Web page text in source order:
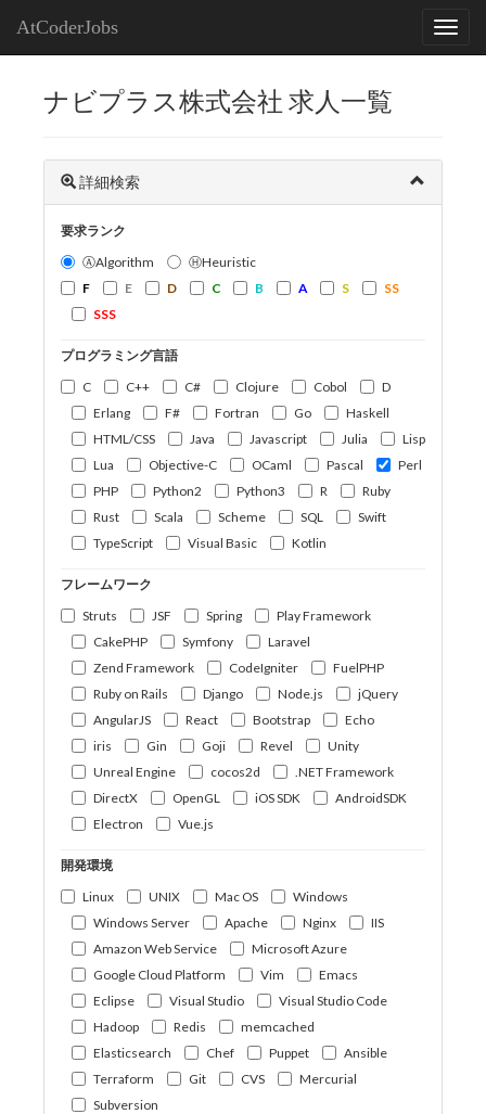
AtCoderJobs
ナビプラス株式会社 求人一覧
詳細検索
要求ランク
ⒶAlgorithm
ⒽHeuristic
F
E D C B A S
SS
SSS
プログラミング言語
C
C++ C# Clojure Cobol
D
Erlang
F# Fortran Go
Haskell
HTML/CSS
Java Javascript Julia
Lisp
Lua
Objective-C OCaml Pascal
Perl
PHP
Python2 Python3 R
Ruby
Rust
Scala Scheme SQL
Swift
TypeScript
Visual Basic Kotlin
フレームワーク
Struts
JSF Spring
Play Framework
CakePHP
Symfony
Laravel
Zend Framework
CodeIgniter
FuelPHP
Ruby on Rails
Django Node.js
jQuery
AngularJS
React Bootstrap
Echo
iris
Gin Goji Revel
Unity
Unreal Engine
cocos2d
.NET Framework
DirectX
OpenGL iOS SDK
AndroidSDK
Electron
Vue.js
開発環境
Linux
UNIX Mac OS
Windows
Windows Server
Apache Nginx
IIS
Amazon Web Service
Microsoft Azure
Google Cloud Platform
Vim
Emacs
Eclipse
Visual Studio
Visual Studio Code
Hadoop
Redis
memcached
Elasticsearch
Chef Puppet
Ansible
Terraform
Git CVS
Mercurial
Subversion